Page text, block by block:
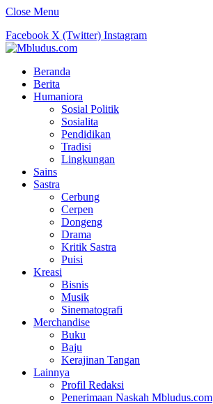
Close Menu
Facebook X (Twitter) Instagram
Beranda
Berita
Humaniora
Sosial Politik
Sosialita
Pendidikan
Tradisi
Lingkungan
Sains
Sastra
Cerbung
Cerpen
Dongeng
Drama
Kritik Sastra
Puisi
Kreasi
Bisnis
Musik
Sinematografi
Merchandise
Buku
Baju
Kerajinan Tangan
Lainnya
Profil Redaksi
Penerimaan Naskah Mbludus.com